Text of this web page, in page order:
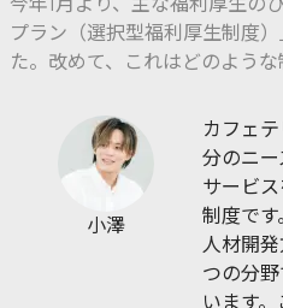
プラン（選択型福利厚生制度
た。改めて、これはどのような
小澤
カフェ
分のニ
サービ
制度で
人材開
つの分
います